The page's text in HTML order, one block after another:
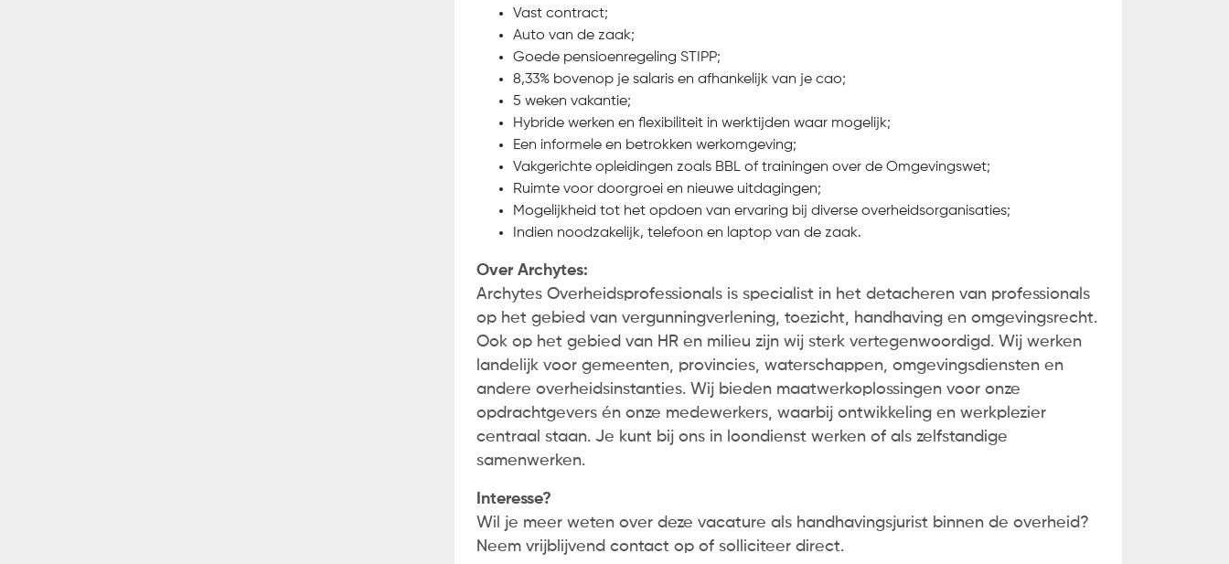
Vast contract;
Auto van de zaak;
Goede pensioenregeling STIPP;
8,33% bovenop je salaris en afhankelijk van je cao;
5 weken vakantie;
Hybride werken en flexibiliteit in werktijden waar mogelijk;
Een informele en betrokken werkomgeving;
Vakgerichte opleidingen zoals BBL of trainingen over de Omgevingswet;
Ruimte voor doorgroei en nieuwe uitdagingen;
Mogelijkheid tot het opdoen van ervaring bij diverse overheidsorganisaties;
Indien noodzakelijk, telefoon en laptop van de zaak.
Over Archytes:
Archytes Overheidsprofessionals is specialist in het detacheren van professionals
op het gebied van vergunningverlening, toezicht, handhaving en omgevingsrecht.
Ook op het gebied van HR en milieu zijn wij sterk vertegenwoordigd. Wij werken
landelijk voor gemeenten, provincies, waterschappen, omgevingsdiensten en
andere overheidsinstanties. Wij bieden maatwerkoplossingen voor onze
opdrachtgevers én onze medewerkers, waarbij ontwikkeling en werkplezier
centraal staan. Je kunt bij ons in loondienst werken of als zelfstandige
samenwerken.
Interesse?
Wil je meer weten over deze vacature als handhavingsjurist binnen de overheid?
Neem vrijblijvend contact op of solliciteer direct.